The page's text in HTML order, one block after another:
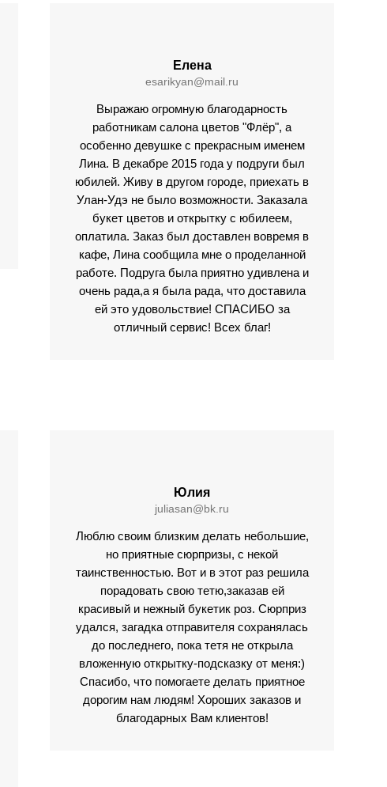
Елена
esarikyan@mail.ru
Выражаю огромную благодарность
работникам салона цветов "Флёр", а
особенно девушке с прекрасным именем
Лина. В декабре 2015 года у подруги был
юбилей. Живу в другом городе, приехать в
Улан-Удэ не было возможности. Заказала
букет цветов и открытку с юбилеем,
оплатила. Заказ был доставлен вовремя в
кафе, Лина сообщила мне о проделанной
работе. Подруга была приятно удивлена и
очень рада,а я была рада, что доставила
ей это удовольствие! СПАСИБО за
отличный сервис! Всех благ!
Юлия
juliasan@bk.ru
Люблю своим близким делать небольшие,
но приятные сюрпризы, с некой
таинственностью. Вот и в этот раз решила
порадовать свою тетю,заказав ей
красивый и нежный букетик роз. Сюрприз
удался, загадка отправителя сохранялась
до последнего, пока тетя не открыла
вложенную открытку-подсказку от меня:)
Спасибо, что помогаете делать приятное
дорогим нам людям! Хороших заказов и
благодарных Вам клиентов!